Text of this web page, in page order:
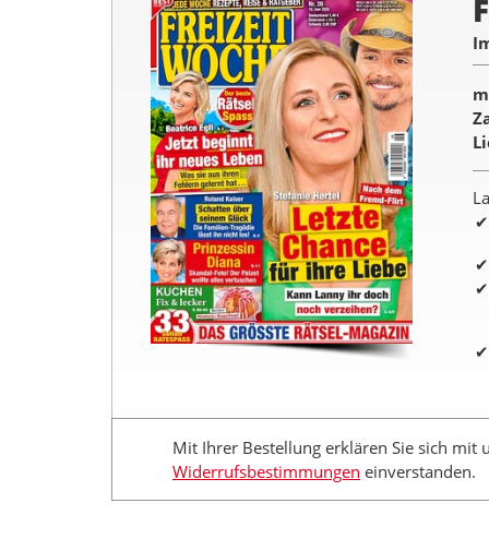
Mit Ihrer Bestellung erklären Sie sich mit
Widerrufsbestimmungen einverstanden.